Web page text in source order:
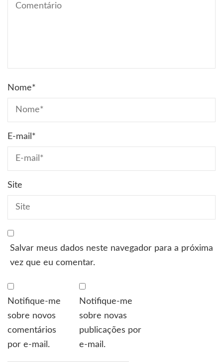
Nome*
E-mail *
Site
Salvar meus dados neste navegador para a próxima
vez que eu comentar.
Notifique-me
sobre novos
comentários
por e-mail.
Notifique-me
sobre novas
publicações por
e-mail.